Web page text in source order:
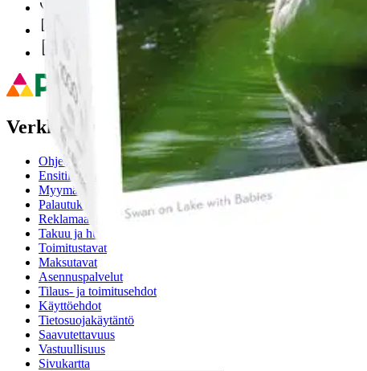
Ilmainen palautus 30 päivää.*
Nouto myymälästä ilman toimituskuluja.
Asiakasomistajalle Bonusta jopa 5 %.*
Verkkokauppa
Ohjeet
Ensitilaajan pikaopas
Myymälänouto
Palautukset
Reklamaatio
Takuu ja huolto
Toimitustavat
Maksutavat
Asennuspalvelut
Tilaus- ja toimitusehdot
Käyttöehdot
Tietosuojakäytäntö
Saavutettavuus
Vastuullisuus
Sivukartta